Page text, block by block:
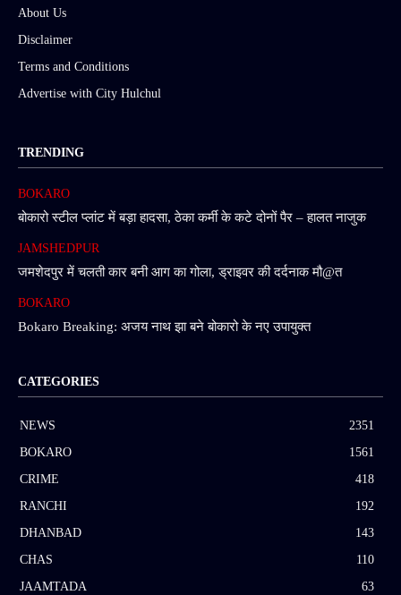
About Us
Disclaimer
Terms and Conditions
Advertise with City Hulchul
TRENDING
BOKARO
बोकारो स्टील प्लांट में बड़ा हादसा, ठेका कर्मी के कटे दोनों पैर – हालत नाजुक
JAMSHEDPUR
जमशेदपुर में चलती कार बनी आग का गोला, ड्राइवर की दर्दनाक मौ@त
BOKARO
Bokaro Breaking: अजय नाथ झा बने बोकारो के नए उपायुक्त
CATEGORIES
NEWS
2351
BOKARO
1561
CRIME
418
RANCHI
192
DHANBAD
143
CHAS
110
JAAMTADA
63